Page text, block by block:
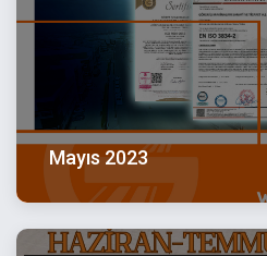
Mayıs 2023